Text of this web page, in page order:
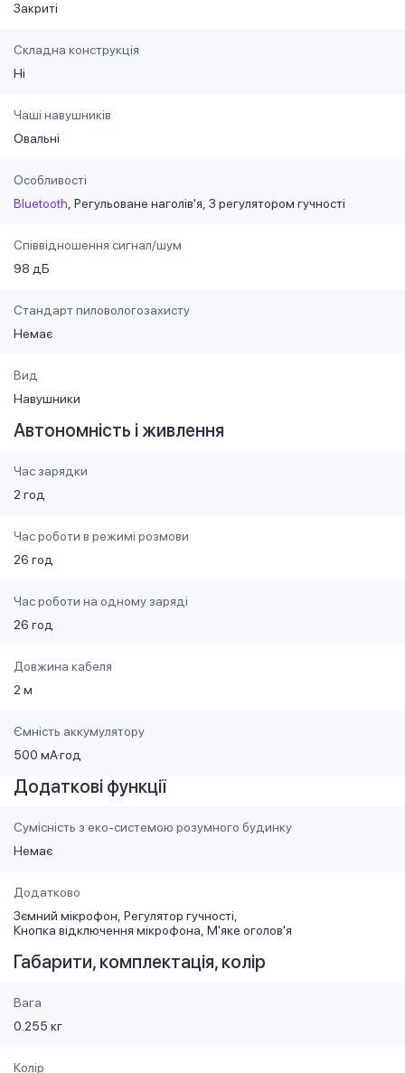
Закриті
Складна конструкція
Ні
Чаші навушників
Овальні
Особливості
Bluetooth Регульоване наголів'я З регулятором гучності
Співвідношення сигнал/шум
98 дБ
Стандарт пиловологозахисту
Немає
Вид
Навушники
Автономність і живлення
Час зарядки
2 год
Час роботи в режимі розмови
26 год
Час роботи на одному заряді
26 год
Довжина кабеля
2 м
Ємність аккумулятору
500 мА·год
Додаткові функції
Сумісність з еко-системою розумного будинку
Немає
Додатково
Зємний мікрофон Регулятор гучності
Кнопка відключення мікрофона М'яке оголов'я
Габарити, комплектація, колір
Вага
0.255 кг
Колір